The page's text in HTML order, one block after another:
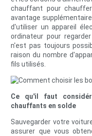
chauffant pour
avantage
d'utiliser un appareil
ordinateur pour
n'est pas toujours
raison du nombre
fils utilisés.
Ce qu'il faut
chauffants en solde
Sauvegarder votre
assurer que vous